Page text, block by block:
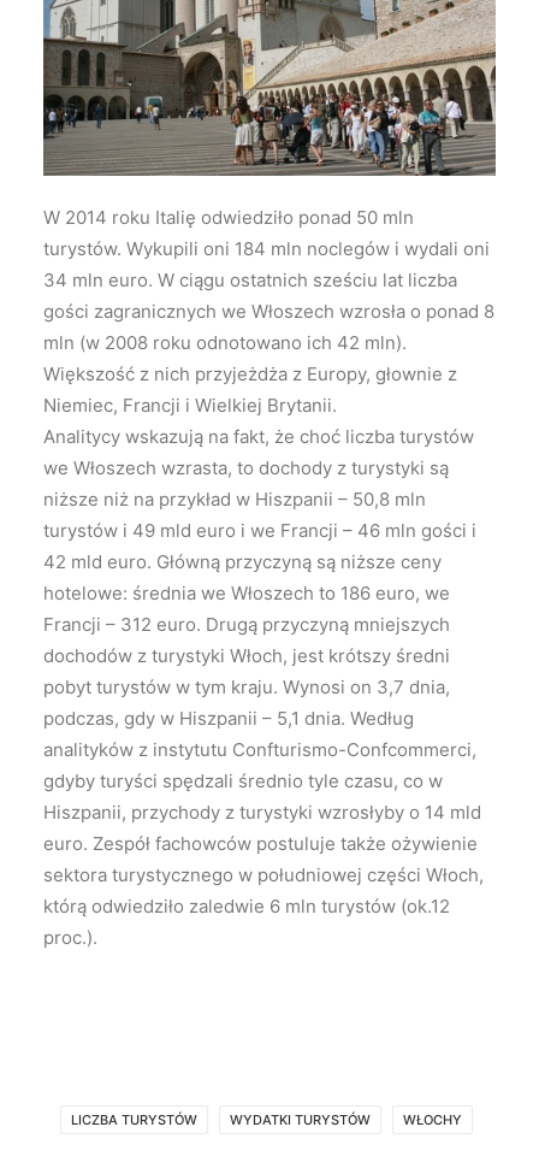
Wyszukiwanie
W 2014 roku Italię odwiedziło ponad 50 mln
turystów. Wykupili oni 184 mln noclegów i wydali oni
34 mln euro. W ciągu ostatnich sześciu lat liczba
gości zagranicznych we Włoszech wzrosła o ponad 8
mln (w 2008 roku odnotowano ich 42 mln).
Większość z nich przyjeżdża z Europy, głownie z
Niemiec, Francji i Wielkiej Brytanii.
Analitycy wskazują na fakt, że choć liczba turystów
we Włoszech wzrasta, to dochody z turystyki są
niższe niż na przykład w Hiszpanii – 50,8 mln
turystów i 49 mld euro i we Francji – 46 mln gości i
42 mld euro. Główną przyczyną są niższe ceny
hotelowe: średnia we Włoszech to 186 euro, we
Francji – 312 euro. Drugą przyczyną mniejszych
dochodów z turystyki Włoch, jest krótszy średni
pobyt turystów w tym kraju. Wynosi on 3,7 dnia,
podczas, gdy w Hiszpanii – 5,1 dnia. Według
analityków z instytutu Confturismo-Confcommerci,
gdyby turyści spędzali średnio tyle czasu, co w
Hiszpanii, przychody z turystyki wzrosłyby o 14 mld
euro. Zespół fachowców postuluje także ożywienie
sektora turystycznego w południowej części Włoch,
którą odwiedziło zaledwie 6 mln turystów (ok.12
proc.).
LICZBA TURYSTÓW WYDATKI TURYSTÓW WŁOCHY